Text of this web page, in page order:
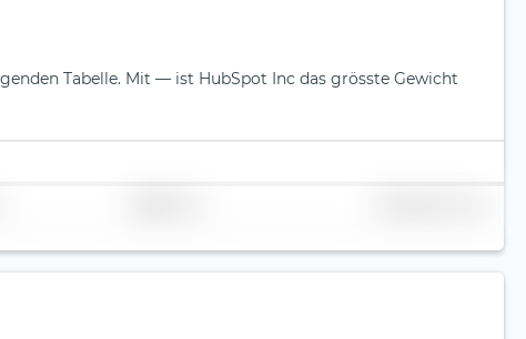
Tabelle. Mit — ist HubSpot Inc das grösste Gewicht